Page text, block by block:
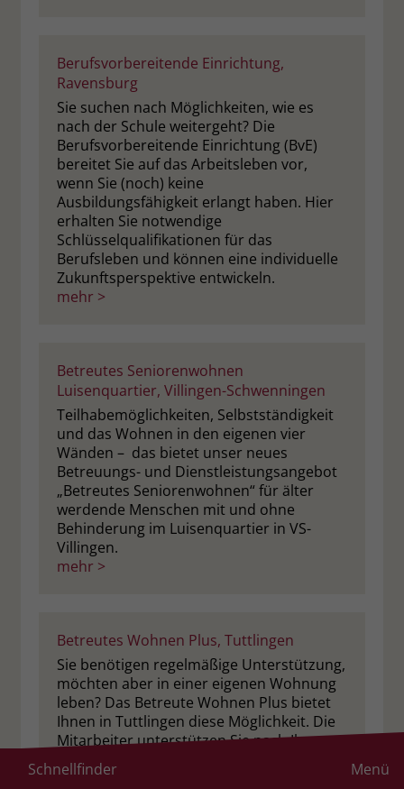
Berufsvorbereitende Einrichtung,
Ravensburg
Sie suchen nach Möglichkeiten, wie es
nach der Schule weitergeht? Die
Berufsvorbereitende Einrichtung (BvE)
bereitet Sie auf das Arbeitsleben vor,
wenn Sie (noch) keine
Ausbildungsfähigkeit erlangt haben. Hier
erhalten Sie notwendige
Schlüsselqualifikationen für das
Berufsleben und können eine individuelle
Zukunftsperspektive entwickeln.
mehr >
Betreutes Seniorenwohnen
Luisenquartier, Villingen-Schwenningen
Teilhabemöglichkeiten, Selbstständigkeit
und das Wohnen in den eigenen vier
Wänden – das bietet unser neues
Betreuungs- und Dienstleistungsangebot
„Betreutes Seniorenwohnen“ für älter
werdende Menschen mit und ohne
Behinderung im Luisenquartier in VS-
Villingen.
mehr >
Betreutes Wohnen Plus, Tuttlingen
Sie benötigen regelmäßige Unterstützung,
möchten aber in einer eigenen Wohnung
leben? Das Betreute Wohnen Plus bietet
Ihnen in Tuttlingen diese Möglichkeit. Die
Mitarbeiter unterstützen Sie nach Ihren
persönlichen Bedürfnissen in den
Bereichen Wohnen und Leben. Zusätzlich
Schnellfinder Menü